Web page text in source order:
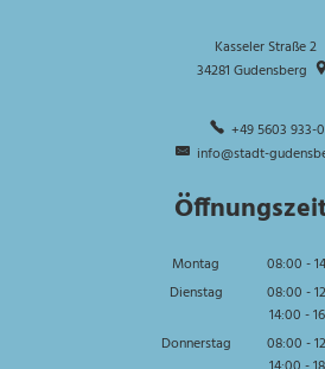
Kasseler Straße 2
34281 Gudensberg
+49 5603 933-0
info@stadt-
Montag 08:00 -
Dienstag 08:00 -
14:00 -
Donnerstag 08:00 -